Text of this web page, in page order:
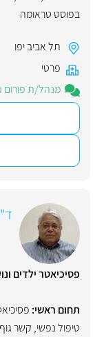
בפוסט טראומה
תל אביב יפו
פרטי
מנהל/ת פורום
פסיכיאטר ילדים
תחום ראשי:
טיפול נפשי, קשר